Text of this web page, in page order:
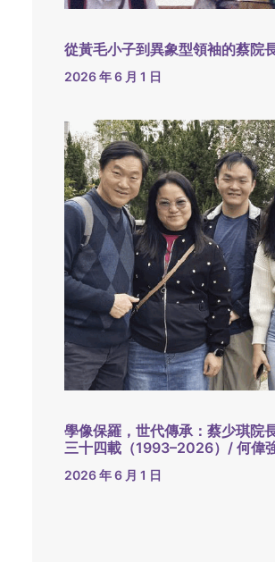
從黃毛小子到異象型領袖的蔡院
2026 年 6 月 1 日
學像保羅，世代傳承：蔡少琪院
三十四載（1993–2026）/ 何偉
2026 年 6 月 1 日